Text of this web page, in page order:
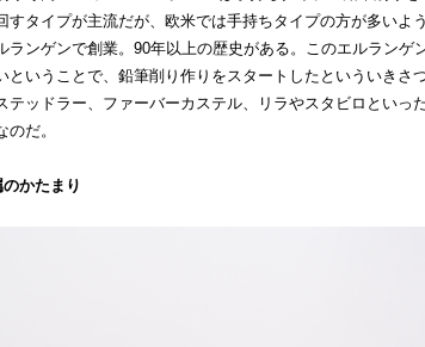
すタイプが主流だが、欧米では手持ちタイプの方が多い
ランゲンで創業。90年以上の歴史がある。このエルランゲ
ということで、鉛筆削り作りをスタートしたといういきさ
テッドラー、ファーバーカステル、リラやスタビロといっ
だ。
かたまり